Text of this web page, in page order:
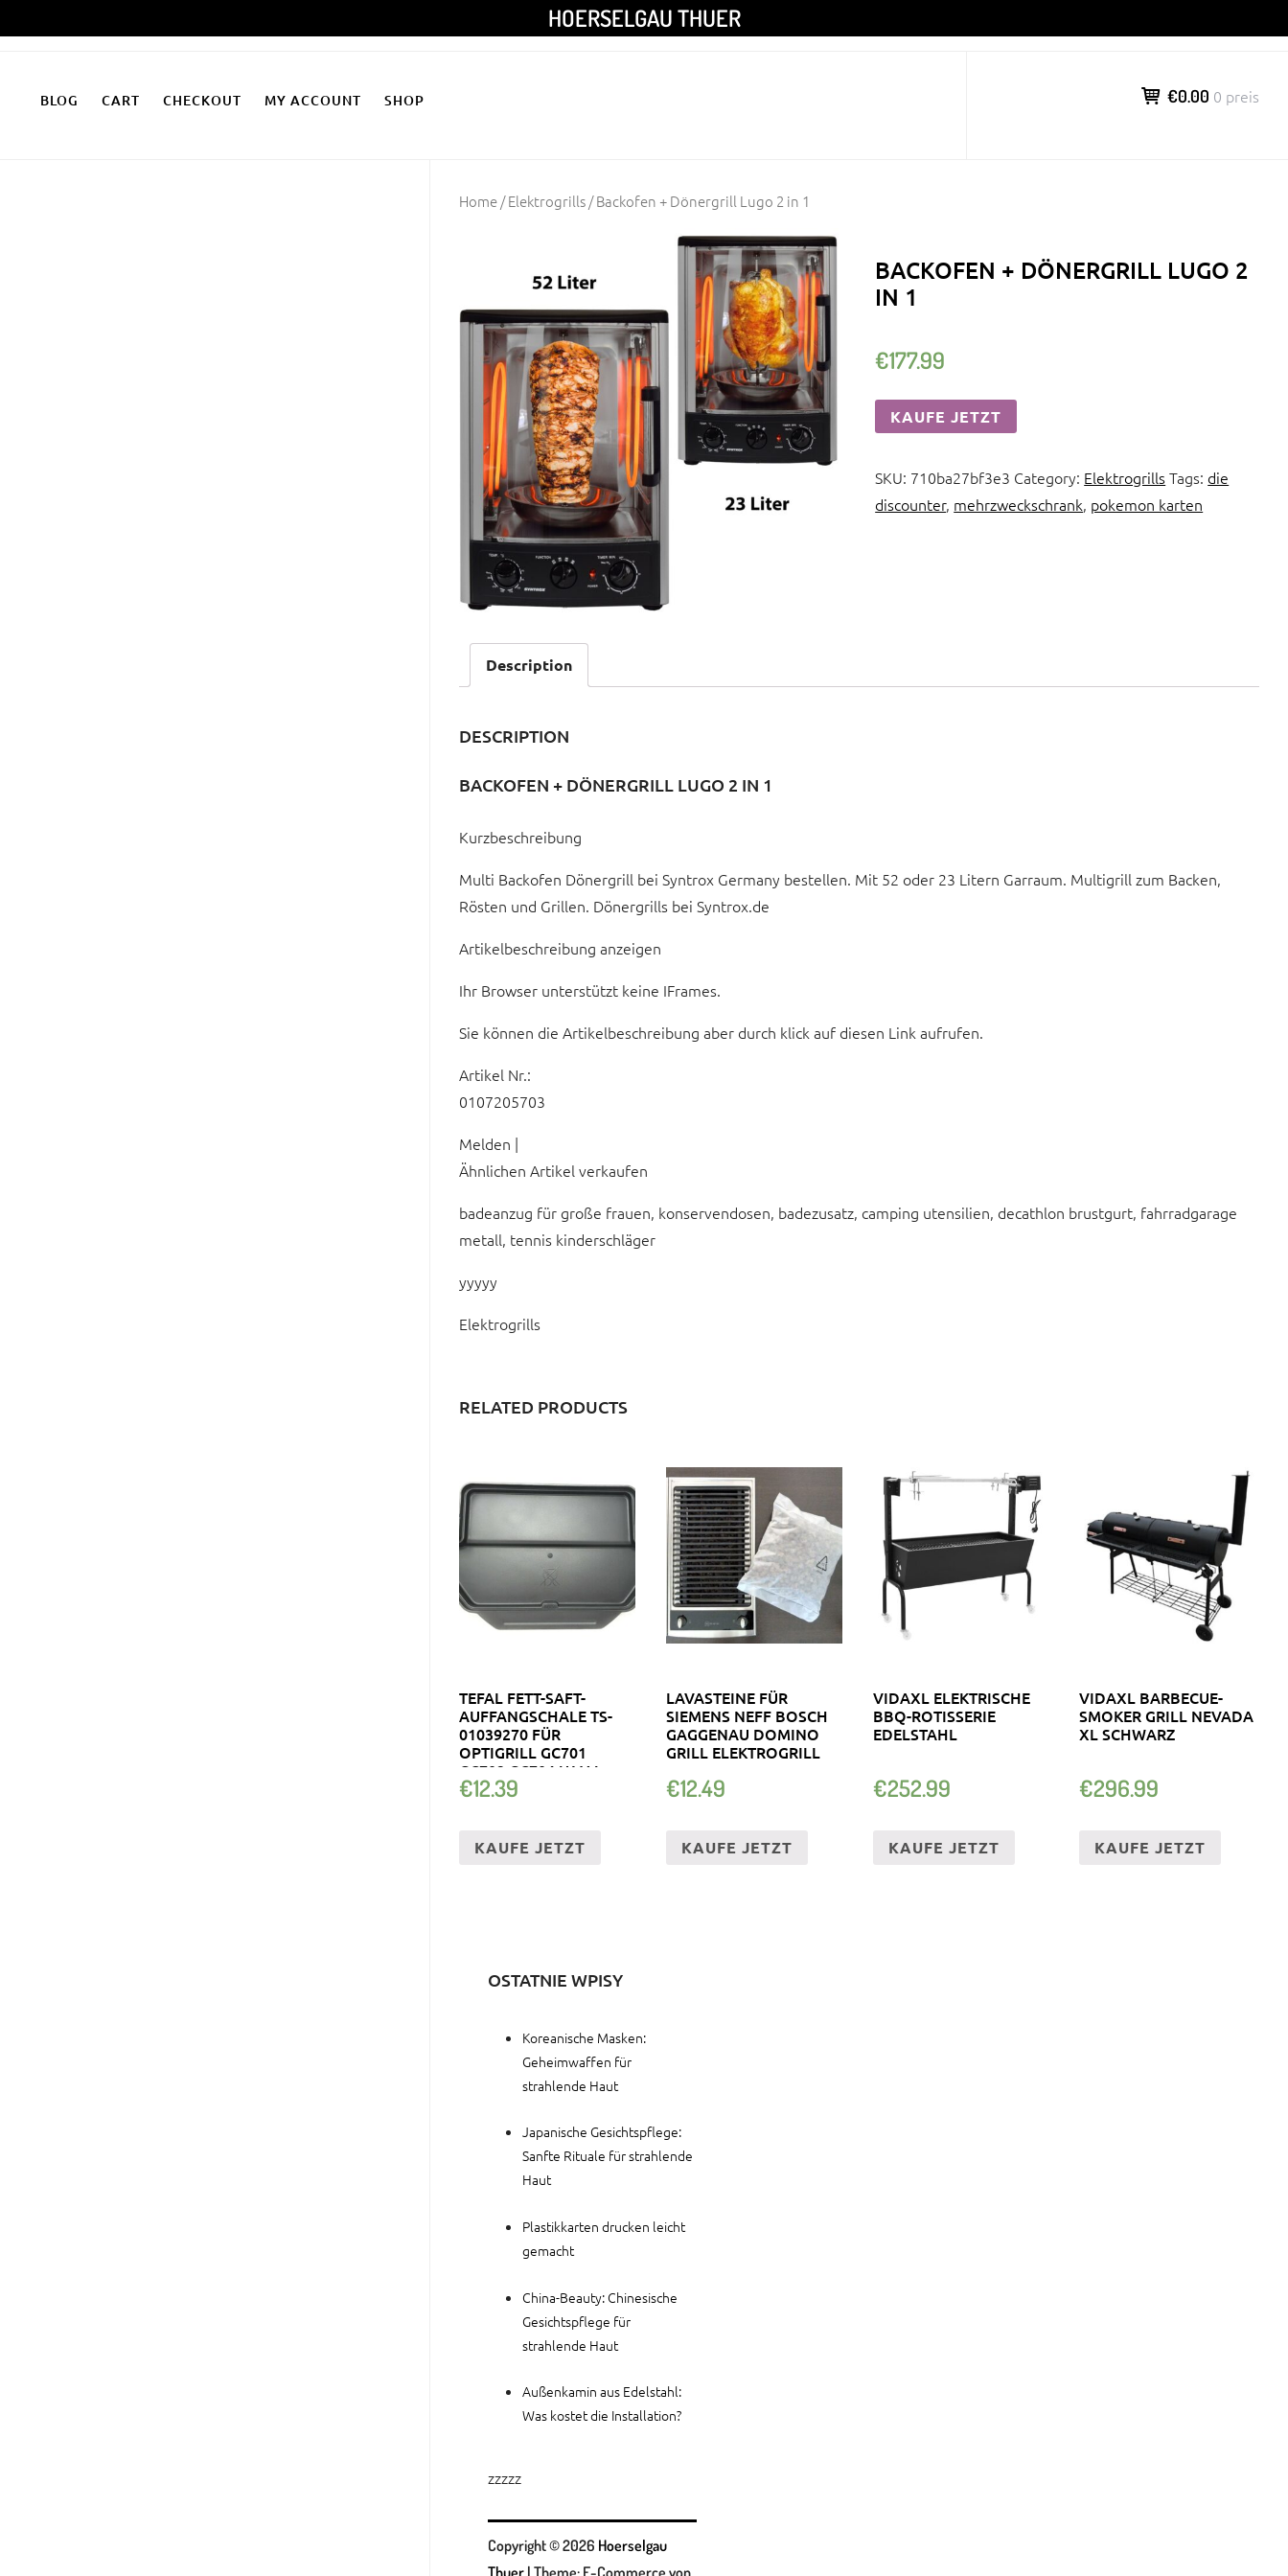
Inhalt
HOERSELGAU THUER
BLOG CART CHECKOUT MY ACCOUNT SHOP €0.00 0 preis
Home/Elektrogrills/ Backofen + Dönergrill Lugo 2 in 1
BACKOFEN + DÖNERGRILL LUGO 2
IN 1
€177.99
KAUFE JETZT
SKU: 710ba27bf3e3 Category: ElektrogrillsTags: die
discounter, mehrzweckschrank, pokemon karten
Description
DESCRIPTION
BACKOFEN + DÖNERGRILL LUGO 2 IN 1
Kurzbeschreibung
Multi Backofen Dönergrill bei Syntrox Germany bestellen. Mit 52 oder 23 Litern Garraum. Multigrill zum Backen,
Rösten und Grillen. Dönergrills bei Syntrox.de
Artikelbeschreibung anzeigen
Ihr Browser unterstützt keine IFrames.
Sie können die Artikelbeschreibung aber durch klick auf diesen Link aufrufen.
Artikel Nr.:
0107205703
Melden |
Ähnlichen Artikel verkaufen
badeanzug für große frauen, konservendosen, badezusatz, camping utensilien, decathlon brustgurt, fahrradgarage
metall, tennis kinderschläger
yyyyy
Elektrogrills
RELATED PRODUCTS
TEFAL FETT-SAFT-
AUFFANGSCHALE TS-
01039270 FÜR
OPTIGRILL GC701
GC702 GC704 U.V.M.
€12.39
KAUFE JETZT
LAVASTEINE FÜR
SIEMENS NEFF BOSCH
GAGGENAU DOMINO
GRILL ELEKTROGRILL
€12.49
KAUFE JETZT
VIDAXL ELEKTRISCHE
BBQ-ROTISSERIE
EDELSTAHL
€252.99
KAUFE JETZT
VIDAXL BARBECUE-
SMOKER GRILL NEVADA
XL SCHWARZ
€296.99
KAUFE JETZT
OSTATNIE WPISY
Koreanische Masken:
Geheimwaffen für
strahlende Haut
Japanische Gesichtspflege:
Sanfte Rituale für strahlende
Haut
Plastikkarten drucken leicht
gemacht
China-Beauty: Chinesische
Gesichtspflege für
strahlende Haut
Außenkamin aus Edelstahl:
Was kostet die Installation?
zzzzz
Copyright © 2026 Hoerselgau